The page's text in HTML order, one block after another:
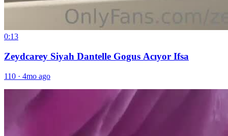
0:13
Zeydcarey Siyah Dantelle Gogus Acıyor Ifsa
110 · 4mo ago